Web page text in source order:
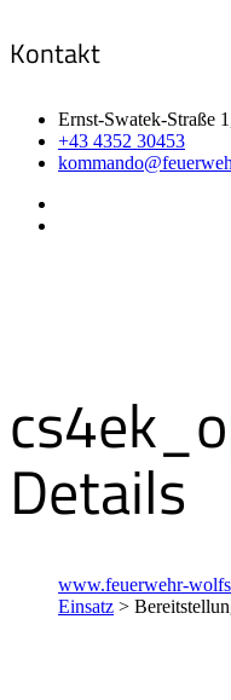
Kontakt
Ernst-Swatek-Straße
+43 4352 30453
Details
www.feuerwehr-
Einsatz >